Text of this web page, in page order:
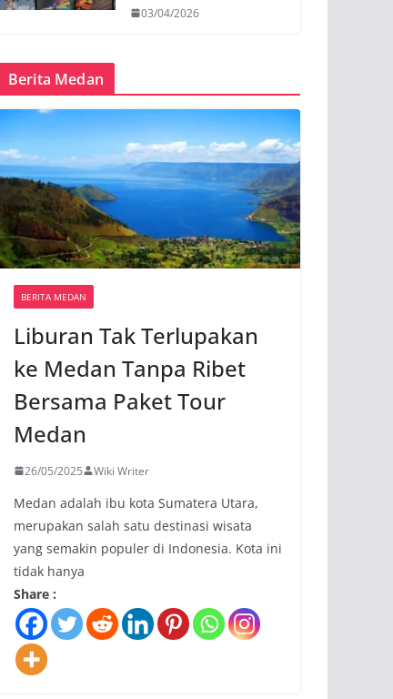
03/04/2026
Berita Medan
BERITA MEDAN
Liburan Tak Terlupakan
ke Medan Tanpa Ribet
Bersama Paket Tour
Medan
26/05/2025 Wiki Writer
Medan adalah ibu kota Sumatera Utara,
merupakan salah satu destinasi wisata
yang semakin populer di Indonesia. Kota ini
tidak hanya
Share :